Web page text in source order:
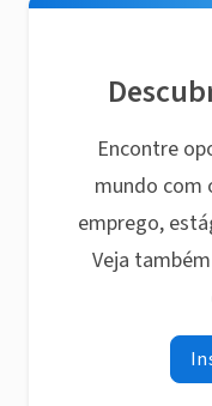
Encontre
mundo com
emprego,
Veja